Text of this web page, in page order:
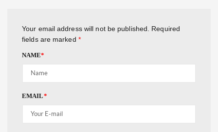
Your email address will not be published.
Required
fields are marked *
NAME*
EMAIL*